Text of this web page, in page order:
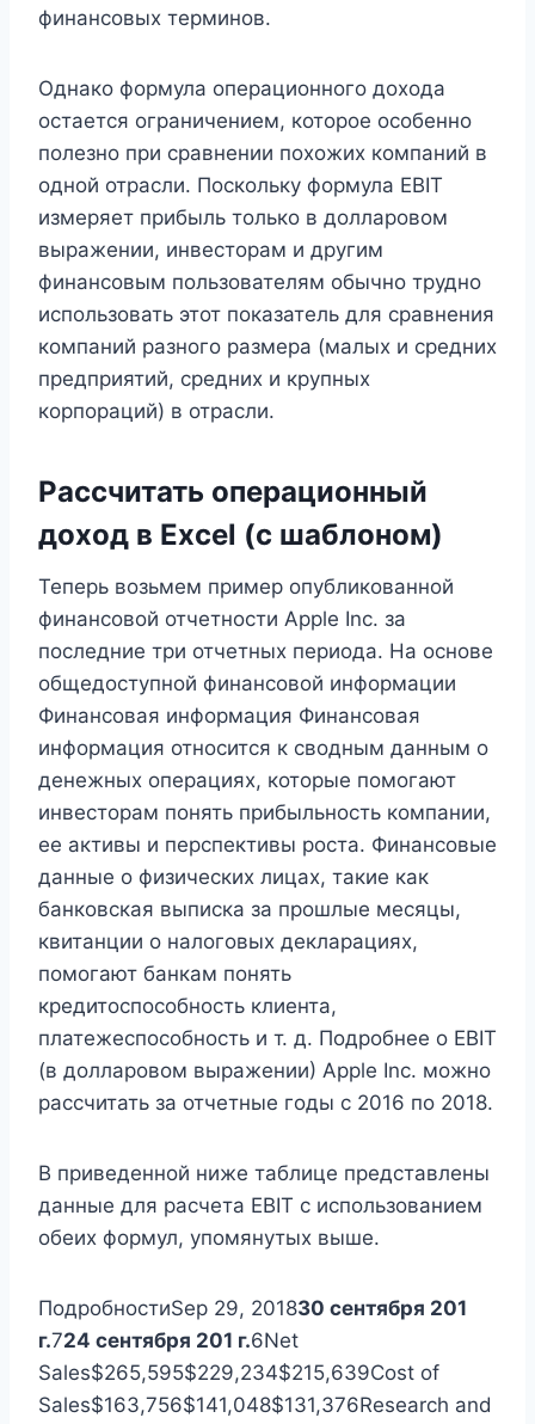
финансовых терминов.
Однако формула операционного дохода
остается ограничением, которое особенно
полезно при сравнении похожих компаний в
одной отрасли. Поскольку формула EBIT
измеряет прибыль только в долларовом
выражении, инвесторам и другим
финансовым пользователям обычно трудно
использовать этот показатель для сравнения
компаний разного размера (малых и средних
предприятий, средних и крупных
корпораций) в отрасли.
Рассчитать операционный
доход в Excel (с шаблоном)
Теперь возьмем пример опубликованной
финансовой отчетности Apple Inc. за
последние три отчетных периода. На основе
общедоступной финансовой информации
Финансовая информация Финансовая
информация относится к сводным данным о
денежных операциях, которые помогают
инвесторам понять прибыльность компании,
ее активы и перспективы роста. Финансовые
данные о физических лицах, такие как
банковская выписка за прошлые месяцы,
квитанции о налоговых декларациях,
помогают банкам понять
кредитоспособность клиента,
платежеспособность и т. д. Подробнее о EBIT
(в долларовом выражении) Apple Inc. можно
рассчитать за отчетные годы с 2016 по 2018.
В приведенной ниже таблице представлены
данные для расчета EBIT с использованием
обеих формул, упомянутых выше.
ПодробностиSep 29, 201830 сентября 201
г.724 сентября 201 г.6Net
Sales$265,595$229,234$215,639Cost of
Sales$163,756$141,048$131,376Research and